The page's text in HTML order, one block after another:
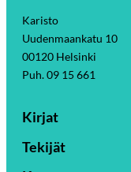
Karisto
Uudenmaankatu 10
00120 Helsinki
Puh. 09 15 661
Kirjat
Tekijät